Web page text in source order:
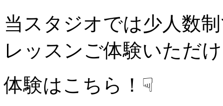
当スタジオでは少人数
レッスンご体験いただ
体験はこちら！☟